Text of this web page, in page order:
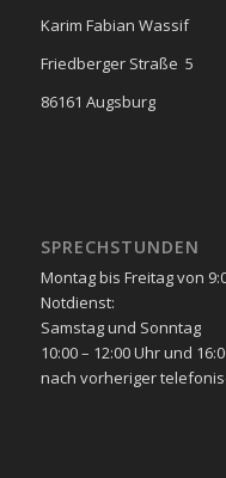
Karim Fabian Wassif
Friedberger Straße 5
86161 Augsburg
SPRECHSTUNDEN
Montag bis Freitag von
Notdienst:
Samstag und Sonntag
10:00 – 12:00 Uhr und
nach vorheriger